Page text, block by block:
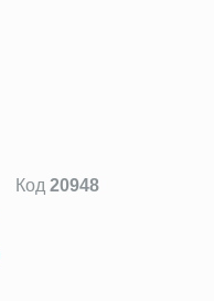
Код 20948